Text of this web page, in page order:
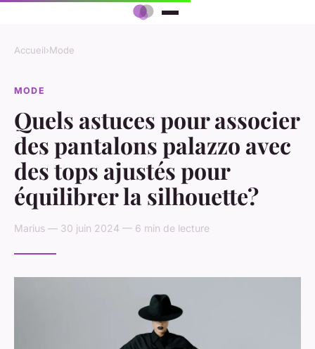
Accueil›Mode
MODE
Quels astuces pour associer
des pantalons palazzo avec
des tops ajustés pour
équilibrer la silhouette?
Marius — 30 juin 2024 — 6 min de lecture